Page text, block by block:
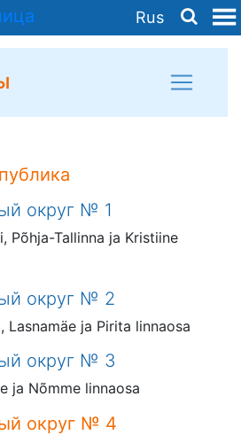
Rus
округ № 1
Põhja-Tallinna ja Kristiine
округ № 2
Lasnamäe ja Pirita linnaosa
округ № 3
ja Nõmme linnaosa
округ № 4